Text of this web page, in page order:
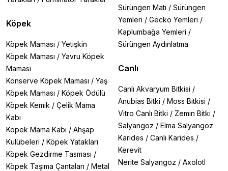
Köpek
Köpek Maması / Yetişkin
Köpek Maması / Yavru Köpek
Maması
Konserve Köpek Maması / Yaş
Köpek Maması / Köpek Ödülü
Köpek Kemik / Çelik Mama
Kabı
Köpek Mama Kabı / Ahşap
Kulübeleri / Köpek Yatakları
Köpek Gezdirme Tasması /
Köpek Taşıma Çantaları / Metal
Sürüngen Matı / Sürüngen
Yemleri / Gecko Yemleri /
Kaplumbağa Yemleri /
Sürüngen Aydınlatma
Canlı
Canlı Akvaryum Bitkisi /
Anubias Bitki / Moss Bitkisi /
Vitro Canlı Bitki / Zemin Bitki /
Salyangoz / Elma Salyangoz
Karides / Canlı Karides /
Kerevit
Nerite Salyangoz / Axolotl